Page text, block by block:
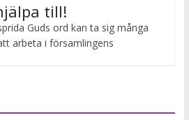
till!
Guds ord kan ta sig många
arbeta i församlingens